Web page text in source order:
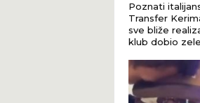
Poznati
Transfer
sve bliže
klub dobio